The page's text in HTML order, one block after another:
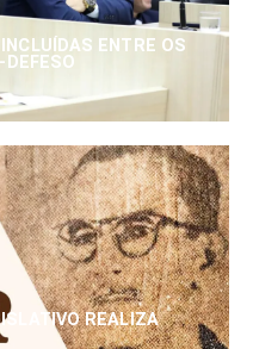
ENTRE OS
DEFESO
REALIZA